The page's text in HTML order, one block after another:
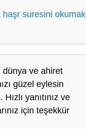
haşr suresini okumak
dünya ve ahiret
güzel eylesin
yanıtınız ve
için teşekkür